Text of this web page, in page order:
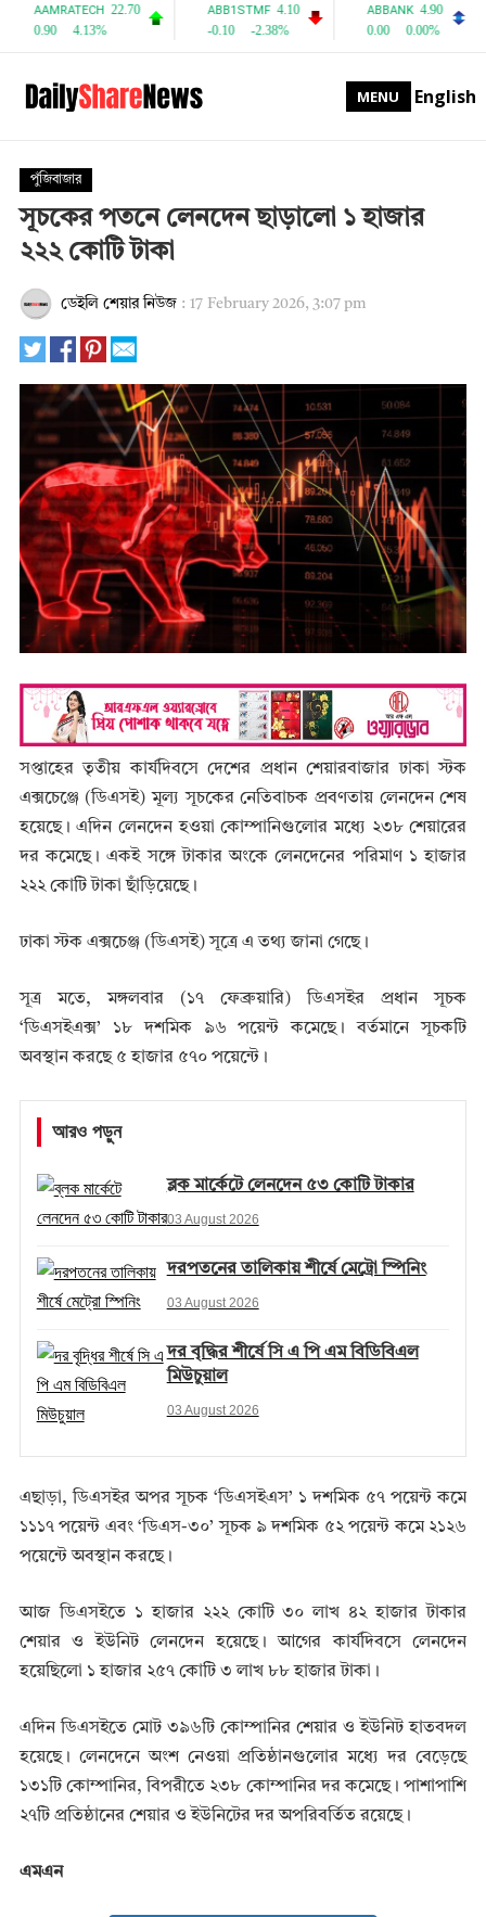
MENU English
পুঁজিবাজার
সূচকের পতনে লেনদেন ছাড়ালো ১ হাজার
২২২ কোটি টাকা
ডেইলি শেয়ার নিউজ: 17 February 2026, 3:07 pm
সপ্তাহের তৃতীয় কার্যদিবসে দেশের প্রধান শেয়ারবাজার ঢাকা স্টক
এক্সচেঞ্জে (ডিএসই) মূল্য সূচকের নেতিবাচক প্রবণতায় লেনদেন শেষ
হয়েছে। এদিন লেনদেন হওয়া কোম্পানিগুলোর মধ্যে ২৩৮ শেয়ারের
দর কমেছে। একই সঙ্গে টাকার অংকে লেনদেনের পরিমাণ ১ হাজার
২২২ কোটি টাকা ছাঁড়িয়েছে।
ঢাকা স্টক এক্সচেঞ্জ (ডিএসই) সূত্রে এ তথ্য জানা গেছে।
সূত্র মতে, মঙ্গলবার (১৭ ফেব্রুয়ারি) ডিএসইর প্রধান সূচক
‘ডিএসইএক্স’ ১৮ দশমিক ৯৬ পয়েন্ট কমেছে। বর্তমানে সূচকটি
অবস্থান করছে ৫ হাজার ৫৭০ পয়েন্টে।
আরও পড়ুন
ব্লক মার্কেটে লেনদেন ৫৩ কোটি টাকার
03 August 2026
দরপতনের তালিকায় শীর্ষে মেট্রো স্পিনিং
03 August 2026
দর বৃদ্ধির শীর্ষে সি এ পি এম বিডিবিএল
মিউচুয়াল
03 August 2026
এছাড়া, ডিএসইর অপর সূচক ‘ডিএসইএস’ ১ দশমিক ৫৭ পয়েন্ট কমে
১১১৭ পয়েন্ট এবং ‘ডিএস-৩০’ সূচক ৯ দশমিক ৫২ পয়েন্ট কমে ২১২৬
পয়েন্টে অবস্থান করছে।
আজ ডিএসইতে ১ হাজার ২২২ কোটি ৩০ লাখ ৪২ হাজার টাকার
শেয়ার ও ইউনিট লেনদেন হয়েছে। আগের কার্যদিবসে লেনদেন
হয়েছিলো ১ হাজার ২৫৭ কোটি ৩ লাখ ৮৮ হাজার টাকা।
এদিন ডিএসইতে মোট ৩৯৬টি কোম্পানির শেয়ার ও ইউনিট হাতবদল
হয়েছে। লেনদেনে অংশ নেওয়া প্রতিষ্ঠানগুলোর মধ্যে দর বেড়েছে
১৩১টি কোম্পানির, বিপরীতে ২৩৮ কোম্পানির দর কমেছে। পাশাপাশি
২৭টি প্রতিষ্ঠানের শেয়ার ও ইউনিটের দর অপরিবর্তিত রয়েছে।
এমএন